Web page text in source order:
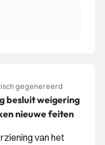
gegenereerd
besluit weigering
nieuwe feiten
van het